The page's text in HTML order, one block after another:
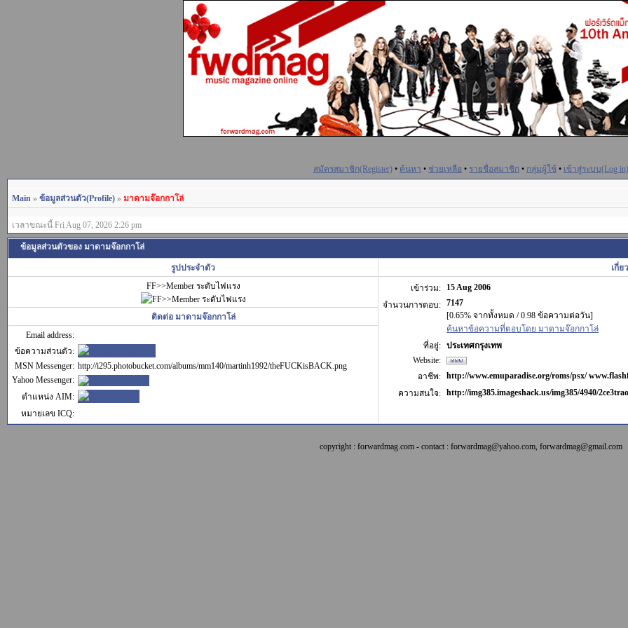
สมัครสมาชิก(Register) • ค้นหา • ช่วยเหลือ • รายชื่อสมาชิก • กลุ่มผู้ใช้ • เข้าสู่ระบบ(Log in)
Main » ข้อมูลส่วนตัว(Profile) » มาดามจ๊อกกาโล่
เวลาขณะนี้ Fri Aug 07, 2026 2:26 pm
ข้อมูลส่วนตัวของ มาดามจ๊อกกาโล่
รูปประจำตัว
เกี่
FF>>Member ระดับไฟแรง
เข้าร่วม:
15 Aug 2006
จำนวนการตอบ: 7147
[0.65% จากทั้งหมด / 0.98 ข้อความต่อวัน]
ค้นหาข้อความที่ตอบโดย มาดามจ๊อกกาโล่
ที่อยู่: ประเทศกรุงเทพ
Website:
อาชีพ: http://www.emuparadise.org/roms/psx/
ความสนใจ: http://img385.imageshack.us/img385/4940/
ติดต่อ มาดามจ๊อกกาโล่
Email address:
ข้อความส่วนตัว:
MSN Messenger: http://i295.photobucket.com/albums/mm140/martinh1992/theFUCKisBACK.png
Yahoo Messenger:
ตำแหน่ง AIM:
หมายเลข ICQ:
copyright : forwardmag.com - contact : forwardmag@yahoo.com, forwardmag@gmail.com